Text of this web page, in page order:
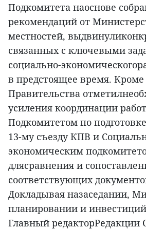
Подкомитета наоснове
рекомендаций от
местностей,
связанных с ключевыми
социально-
в предстоящее время. Кроме
Правительства
усиления координации
Подкомитетом по
13-му съезду КПВ и
экономическим
длясравнения и
соответствующих
Докладывая назаседании,
планировании и
Главный редакторРедакции